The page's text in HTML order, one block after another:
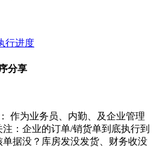
行进度
分享
作为业务员、内勤、及企业管理
：企业的订单/销货单到底执行到
据没？库房发没发货、财务收没